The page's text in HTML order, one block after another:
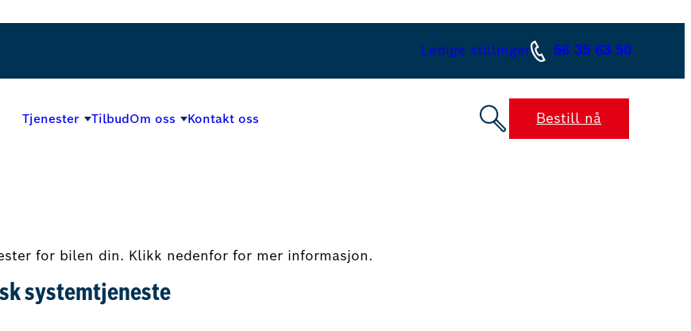
Ledige stillinger 56 35 63 50
Tjenester TilbudOm oss Kontakt oss Bestill nå
for bilen din. Klikk nedenfor for mer informasjon.
systemtjeneste